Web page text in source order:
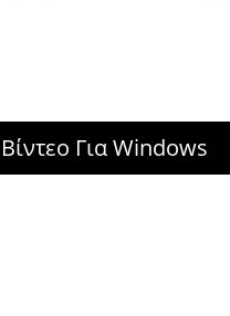
Για Windows